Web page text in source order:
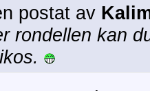
postat av
rondellen kan